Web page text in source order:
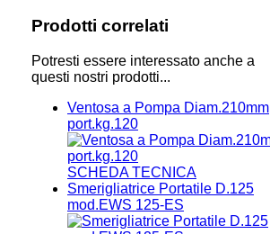
Prodotti correlati
Potresti essere interessato anche a
questi nostri prodotti...
Ventosa a Pompa Diam.210mm
port.kg.120
SCHEDA TECNICA
Smerigliatrice Portatile D.125
mod.EWS 125-ES